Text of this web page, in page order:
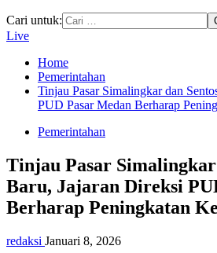
Cari untuk:
Live
Home
Pemerintahan
Tinjau Pasar Simalingkar dan
PUD Pasar Medan Berharap
Pemerintahan
Tinjau Pasar Simalingkar
Baru, Jajaran Direksi
Berharap Peningkatan
redaksi Januari 8, 2026